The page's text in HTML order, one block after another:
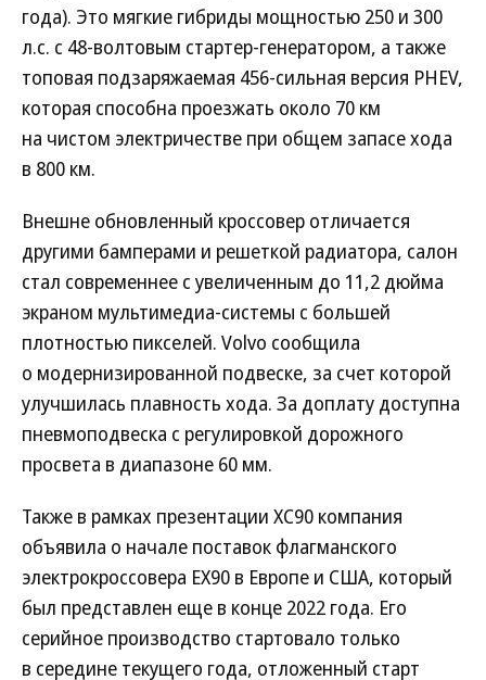
года). Это мягкие гибриды мощностью 250 и 300
л.с. с 48-волтовым стартер-генератором, а также
топовая подзаряжаемая 456-сильная версия PHEV,
которая способна проезжать около 70 км
на чистом электричестве при общем запасе хода
в 800 км.
Внешне обновленный кроссовер отличается
другими бамперами и решеткой радиатора, салон
стал современнее с увеличенным до 11,2 дюйма
экраном мультимедиа-системы с большей
плотностью пикселей. Volvo сообщила
о модернизированной подвеске, за счет которой
улучшилась плавность хода. За доплату доступна
пневмоподвеска с регулировкой дорожного
просвета в диапазоне 60 мм.
Также в рамках презентации XC90 компания
объявила о начале поставок флагманского
электрокроссовера EX90 в Европе и США, который
был представлен еще в конце 2022 года. Его
серийное производство стартовало только
в середине текущего года, отложенный старт